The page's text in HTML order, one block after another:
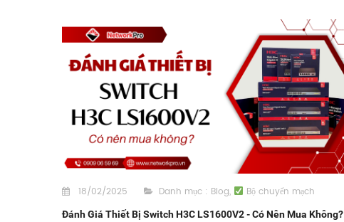
18/02/2025 Danh mục : Blog, Bộ chuyển mạch
Đánh Giá Thiết Bị Switch H3C LS1600V2 - Có Nên Mua Không?